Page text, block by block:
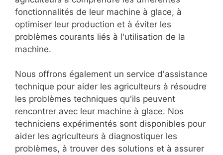
fonctionnalités de leur machine à glace, à
optimiser leur production et à éviter les
problèmes courants liés à l'utilisation de la
machine.
Nous offrons également un service d'assistance
technique pour aider les agriculteurs à résoudre
les problèmes techniques qu'ils peuvent
rencontrer avec leur machine à glace. Nos
techniciens expérimentés sont disponibles pour
aider les agriculteurs à diagnostiquer les
problèmes, à trouver des solutions et à assurer